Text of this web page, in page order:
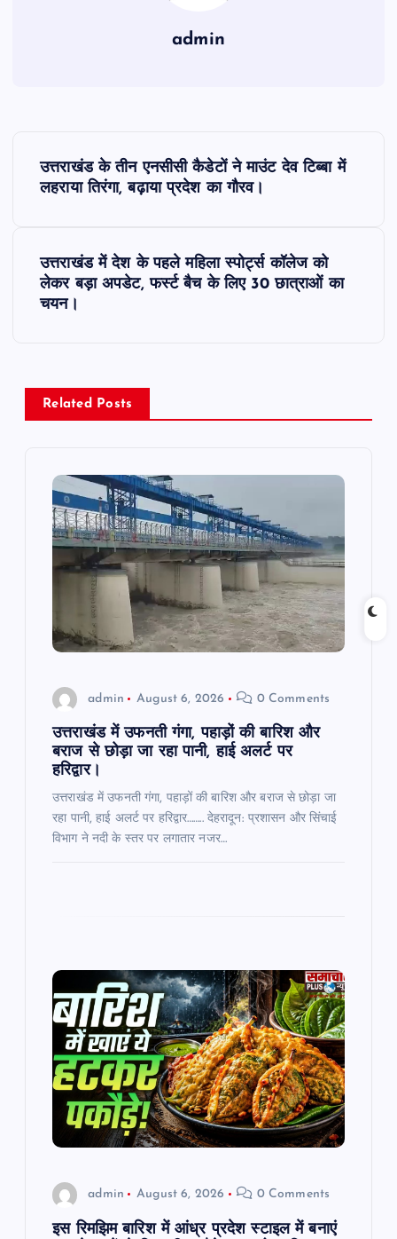
admin
v
उत्तराखंड के तीन एनसीसी कैडेटों ने माउंट देव टिब्बा में
लहराया तिरंगा, बढ़ाया प्रदेश का गौरव।
उत्तराखंड में देश के पहले महिला स्पोर्ट्स कॉलेज को
लेकर बड़ा अपडेट, फर्स्ट बैच के लिए 30 छात्राओं का
चयन।
Related Posts
admin August 6, 2026 0 Comments
उत्तराखंड में उफनती गंगा, पहाड़ों की बारिश और
बराज से छोड़ा जा रहा पानी, हाई अलर्ट पर
हरिद्वार।
उत्तराखंड में उफनती गंगा, पहाड़ों की बारिश और बराज से छोड़ा जा
रहा पानी, हाई अलर्ट पर हरिद्वार…….. देहरादून: प्रशासन और सिंचाई
विभाग ने नदी के स्तर पर लगातार नजर…
admin August 6, 2026 0 Comments
इस रिमझिम बारिश में आंध्र प्रदेश स्टाइल में बनाएं